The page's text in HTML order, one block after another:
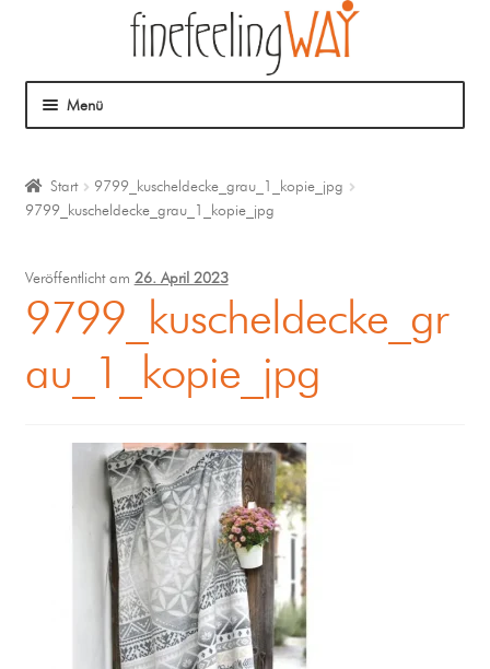
Menü
Mein Angebot
Coaching
Klangmassage
Start
9799_kuscheldecke_grau_1_kopie_jpg
9799_kuscheldecke_grau_1_kopie_jpg
Veröffentlicht am 26. April 2023
9799_kuscheldecke_gr
au_1_kopie_jpg